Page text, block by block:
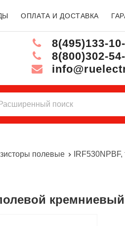
ОПЛАТА И ДОСТАВКА
8(495)133-
8(800)302-
полевые
полевой